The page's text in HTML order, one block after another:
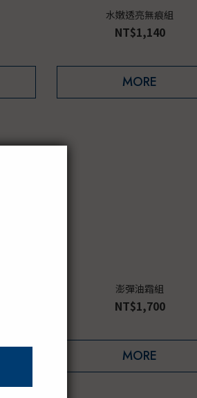
水嫩透亮無痕組
NT$1,140
MORE
澎彈油霜組
NT$1,700
MORE